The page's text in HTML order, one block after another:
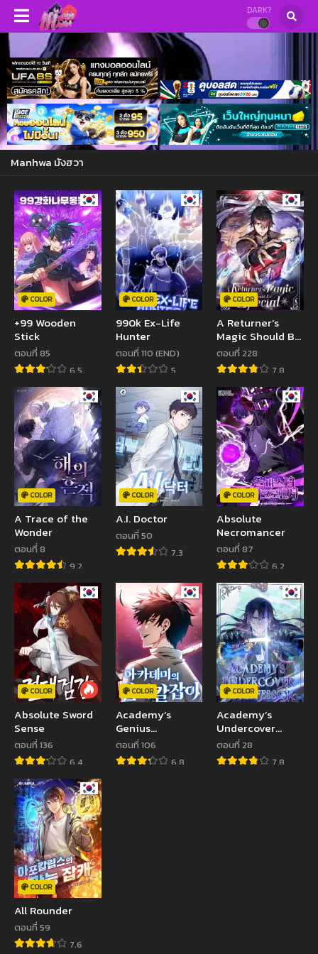
DARK?
Manhwa มังฮวา
COLOR
+99 Wooden
Stick
ตอนที่ 85
6.5
COLOR
990k Ex-Life
Hunter
ตอนที่ 110 (END)
5
COLOR
A Returner’s
Magic Should Be
Special
ตอนที่ 228
7.8
COLOR
A Trace of the
Wonder
ตอนที่ 8
9.2
COLOR
A.I. Doctor
ตอนที่ 50
7.3
COLOR
Absolute
Necromancer
ตอนที่ 87
6.2
COLOR
Absolute Sword
Sense
ตอนที่ 136
6.4
COLOR
Academy’s
Genius
Swordmaster
ตอนที่ 106
6.8
COLOR
Academy’s
Undercover
Professor
ตอนที่ 28
7.8
COLOR
All Rounder
ตอนที่ 59
7.6